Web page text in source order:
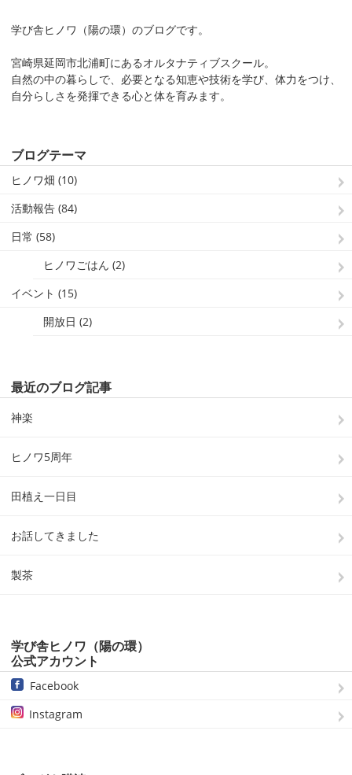
学び舎ヒノワ（陽の環）のブログです。
宮崎県延岡市北浦町にあるオルタナティブスクール。
自然の中の暮らしで、必要となる知恵や技術を学び、体力をつけ、
自分らしさを発揮できる心と体を育みます。
ブログテーマ
ヒノワ畑 (10)
活動報告 (84)
日常 (58)
ヒノワごはん (2)
イベント (15)
開放日 (2)
最近のブログ記事
神楽
ヒノワ5周年
田植え一日目
お話してきました
製茶
学び舎ヒノワ（陽の環）
公式アカウント
Facebook
Instagram